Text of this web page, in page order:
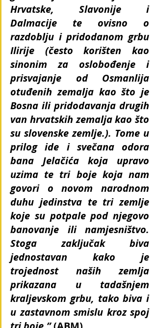
Hrvatske, Slavonije i
Dalmacije te ovisno o
razdoblju i pridodanom grbu
Ilirije (često korišten kao
sinonim za oslobođenje i
prisvajanje od Osmanlija
otuđenih zemalja kao što je
Bosna ili pridodavanja drugih
van hrvatskih zemalja kao što
su slovenske zemlje.). Tome u
prilog ide i svečana odora
bana Jelačića koja upravo
uzima te tri boje koja nam
govori o novom narodnom
duhu jedinstva te tri zemlje
koje su potpale pod njegovo
banovanje ili namjesništvo.
Stoga zaključak biva
jednostavan kako je
trojednost naših zemlja
prikazana u tadašnjem
kraljevskom grbu, tako biva i
u zastavnom smislu kroz spoj